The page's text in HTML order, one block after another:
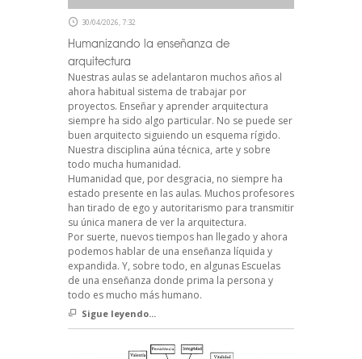
30/04/2026, 7:32
Humanizando la enseñanza de
arquitectura
Nuestras aulas se adelantaron muchos años al
ahora habitual sistema de trabajar por
proyectos. Enseñar y aprender arquitectura
siempre ha sido algo particular. No se puede ser
buen arquitecto siguiendo un esquema rígido.
Nuestra disciplina aúna técnica, arte y sobre
todo mucha humanidad.
Humanidad que, por desgracia, no siempre ha
estado presente en las aulas. Muchos profesores
han tirado de ego y autoritarismo para transmitir
su única manera de ver la arquitectura.
Por suerte, nuevos tiempos han llegado y ahora
podemos hablar de una enseñanza líquida y
expandida. Y, sobre todo, en algunas Escuelas
de una enseñanza donde prima la persona y
todo es mucho más humano.
Sigue leyendo...